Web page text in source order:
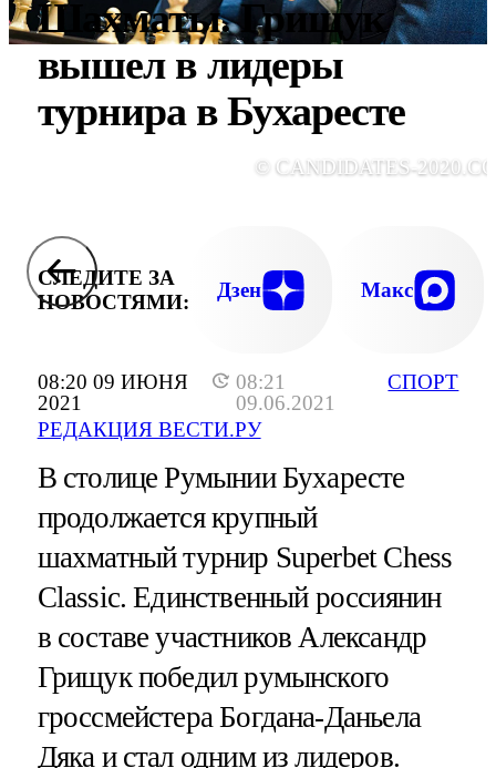
08:20 09 ИЮНЯ
2021
08:21
09.06.2021
РЕДАКЦИЯ ВЕСТИ.РУ
СПОРТ
Шахматы. Грищук
вышел в лидеры
турнира в Бухаресте
© CANDIDATES-
СЛЕДИТЕ ЗА
НОВОСТЯМИ:
Дзен Макс
В столице Румынии Бухаресте
продолжается крупный
шахматный турнир Superbet Chess
Classic. Единственный россиянин
в составе участников Александр
Грищук победил румынского
гроссмейстера Богдана-Даньела
Дяка и стал одним из лидеров.